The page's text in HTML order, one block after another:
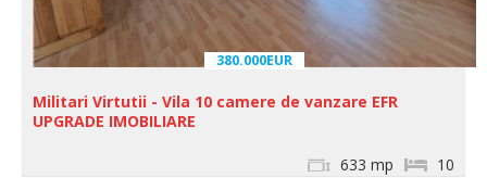
380.000EUR
Militari Virtutii - Vila 10 camere de vanzare EFR
UPGRADE IMOBILIARE
10
633 mp